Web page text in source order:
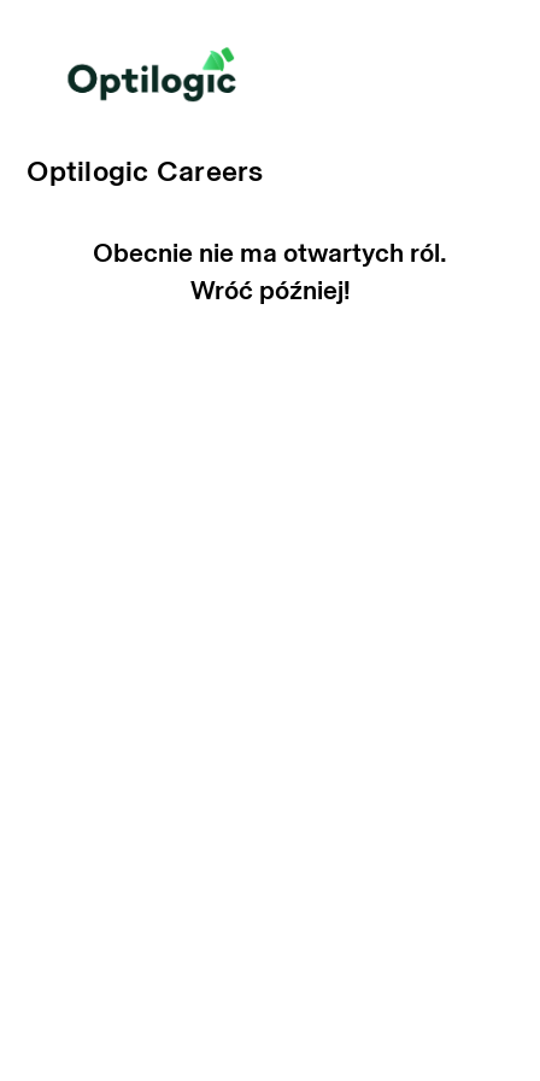
Optilogic Careers
Obecnie nie ma otwartych ról.
Wróć później!